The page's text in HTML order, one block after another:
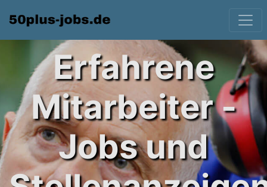
Erfahrene
Mitarbeiter -
Jobs und